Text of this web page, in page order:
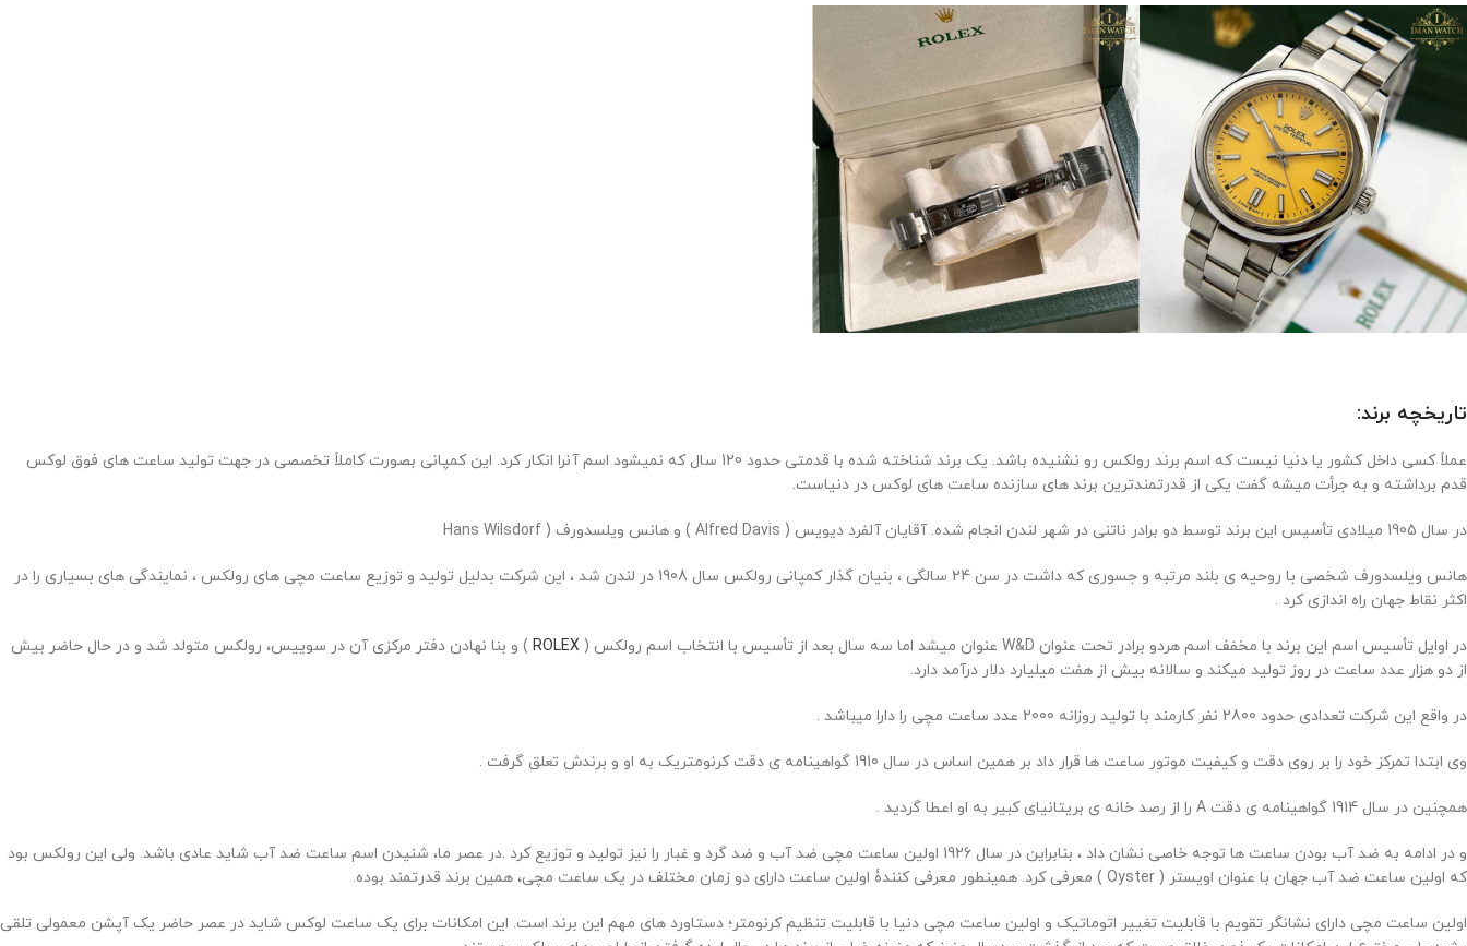
تاریخچه برند:
عملاً کسی داخل کشور یا دنیا نیست که اسم برند رولکس رو نشنیده باشد. یک برند شناخته شده با قدمتی حدود 120 سال که نمیشود اسم آنرا انکار کرد. این کمپانی بصورت کاملاً تخصصی در جهت تولید ساعت های فوق لوکس
قدم برداشته و به جرأت میشه گفت یکی از قدرتمندترین برند های سازنده ساعت های لوکس در دنیاست.
در سال 1905 میلادی تأسیس این برند توسط دو برادر ناتنی در شهر لندن انجام شده. آقایان آلفرد دیویس ( Alfred Davis ) و هانس ویلسدورف ( Hans Wilsdorf
هانس ویلسدورف شخصی با روحیه ی بلند مرتبه و جسوری که داشت در سن 24 سالگی ، بنیان گذار کمپانی رولکس سال 1908 در لندن شد ، این شرکت بدلیل تولید و توزیع ساعت مچی های رولکس ، نمایندگی های بسیاری را در
اکثر نقاط جهان راه اندازی کرد .
در اوایل تأسیس اسم این برند با مخفف اسم هردو برادر تحت عنوان W&D عنوان میشد اما سه سال بعد از تأسیس با انتخاب اسم رولکس ( ROLEX ) و بنا نهادن دفتر مرکزی آن در سوییس، رولکس متولد شد و در حال حاضر بیش
از دو هزار عدد ساعت در روز تولید میکند و سالانه بیش از هفت میلیارد دلار درآمد دارد.
در واقع این شرکت تعدادی حدود 2800 نفر کارمند با تولید روزانه 2000 عدد ساعت مچی را دارا میباشد .
وی ابتدا تمرکز خود را بر روی دقت و کیفیت موتور ساعت ها قرار داد بر همین اساس در سال 1910 گواهینامه ی دقت کرنومتریک به او و برندش تعلق گرفت .
همچنین در سال 1914 گواهینامه ی دقت A را از رصد خانه ی بریتانیای کبیر به او اعطا گردید .
و در ادامه به ضد آب بودن ساعت ها توجه خاصی نشان داد ، بنابراین در سال 1926 اولین ساعت مچی ضد آب و ضد گرد و غبار را نیز تولید و توزیع کرد .در عصر ما، شنیدن اسم ساعت ضد آب شاید عادی باشد. ولی این رولکس بود
که اولین ساعت ضد آب جهان با عنوان اویستر ( Oyster ) معرفی کرد. همینطور معرفی کنندۀ اولین ساعت دارای دو زمان مختلف در یک ساعت مچی، همین برند قدرتمند بوده.
اولین ساعت مچی دارای نشانگر تقویم با قابلیت تغییر اتوماتیک و اولین ساعت مچی دنیا با قابلیت تنظیم کرنومتر؛ دستاورد های مهم این برند است. این امکانات برای یک ساعت لوکس شاید در عصر حاضر یک آپشن معمولی تلقی